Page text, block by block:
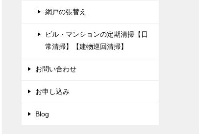
網戸の張替え
ビル・マンションの定期清掃【日
常清掃】【建物巡回清掃】
お問い合わせ
お申し込み
Blog